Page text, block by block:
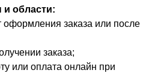
области:
заказа или после
заказа;
или оплата онлайн при